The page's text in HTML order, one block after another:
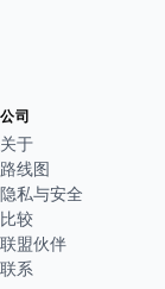
公司
关于
路线图
隐私与安全
比较
联盟伙伴
联系